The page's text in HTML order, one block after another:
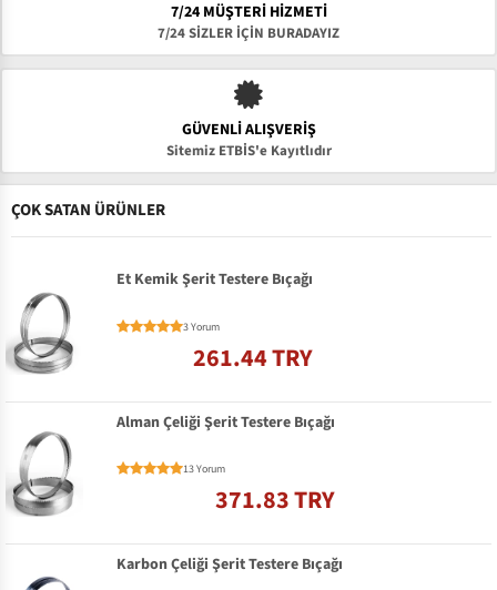
7/24 MÜŞTERİ HİZMETİ
7/24 SİZLER İÇİN BURADAYIZ
GÜVENLI ALIŞVERIŞ
Sitemiz ETBİS'e Kayıtlıdır
ÇOK SATAN ÜRÜNLER
Et Kemik Şerit Testere Bıçağı
3 Yorum
261.44 TRY
Alman Çeliği Şerit Testere Bıçağı
13 Yorum
371.83 TRY
Karbon Çeliği Şerit Testere Bıçağı